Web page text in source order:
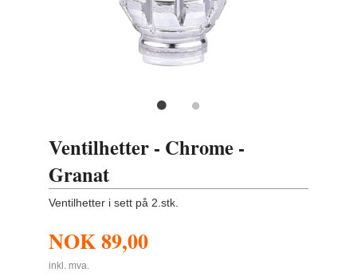
Ventilhetter - Chrome -
Granat
Ventilhetter i sett på 2.stk.
NOK89,00
inkl. mva.